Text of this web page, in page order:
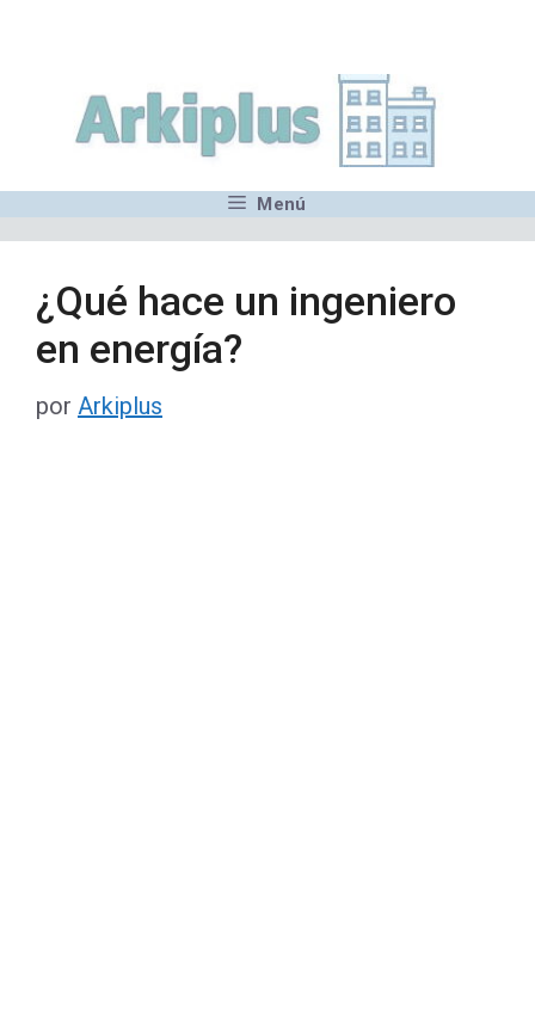
contenido
Menú
¿Qué hace un ingeniero
en energía?
por Arkiplus